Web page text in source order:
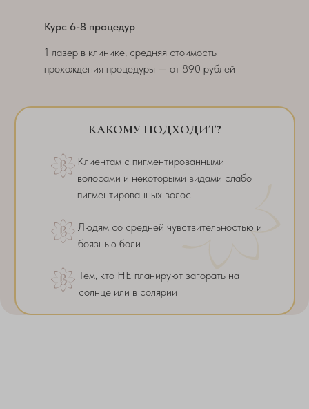
1 лазер в клинике, средняя стоимость
прохождения процедуры — от 890 рублей
КАКОМУ ПОДХОДИТ?
Курс 6-8 процедур
Клиентам с пигментированными
волосами и некоторыми видами слабо
пигментированных волос
Людям со средней чувствительностью и
боязнью боли
Тем, кто НЕ планируют загорать на
солнце или в солярии